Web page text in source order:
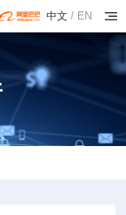
中文 / EN